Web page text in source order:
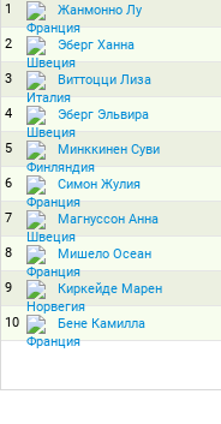
1 Жанмонно Лу
2 Эберг Ханна
3 Виттоцци Лиза
4 Эберг Эльвира
5 Минккинен Суви
6 Симон Жулия
7 Магнуссон Анна
8 Мишело Осеан
9 Киркейде Марен
10 Бене Камилла